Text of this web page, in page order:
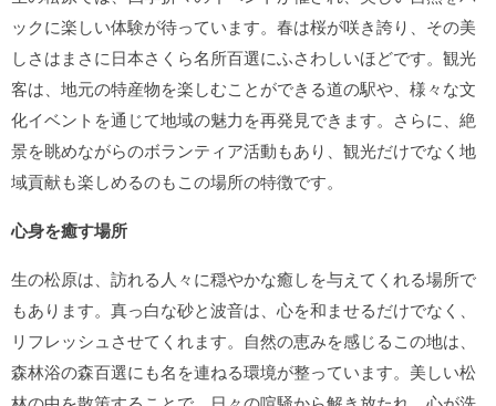
ックに楽しい体験が待っています。春は桜が咲き誇り、その美
しさはまさに日本さくら名所百選にふさわしいほどです。観光
客は、地元の特産物を楽しむことができる道の駅や、様々な文
化イベントを通じて地域の魅力を再発見できます。さらに、絶
景を眺めながらのボランティア活動もあり、観光だけでなく地
域貢献も楽しめるのもこの場所の特徴です。
心身を癒す場所
生の松原は、訪れる人々に穏やかな癒しを与えてくれる場所で
もあります。真っ白な砂と波音は、心を和ませるだけでなく、
リフレッシュさせてくれます。自然の恵みを感じるこの地は、
森林浴の森百選にも名を連ねる環境が整っています。美しい松